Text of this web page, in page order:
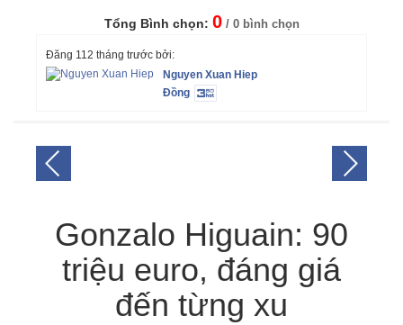
Tổng Bình chọn: 0 / 0 bình chọn
Đăng 112 tháng trước bởi:
Nguyen Xuan Hiep
Đồng
Gonzalo Higuain: 90
triệu euro, đáng giá
đến từng xu